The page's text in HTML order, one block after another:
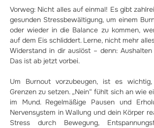
Vorweg: Nicht alles auf einmal! Es gibt
gesunden Stressbewältigung, um einem
oder wieder in die Balance zu kommen,
auf dem Eis schliddert. Lerne, nicht mehr
Widerstand in dir auslöst – denn:
Das ist ab jetzt vorbei.
Um Burnout vorzubeugen, ist es
Grenzen zu setzen. „Nein“ fühlt sich an wie
im Mund. Regelmäßige Pausen und
Nervensystem in Wallung und dein Körper
Stress durch Bewegung,